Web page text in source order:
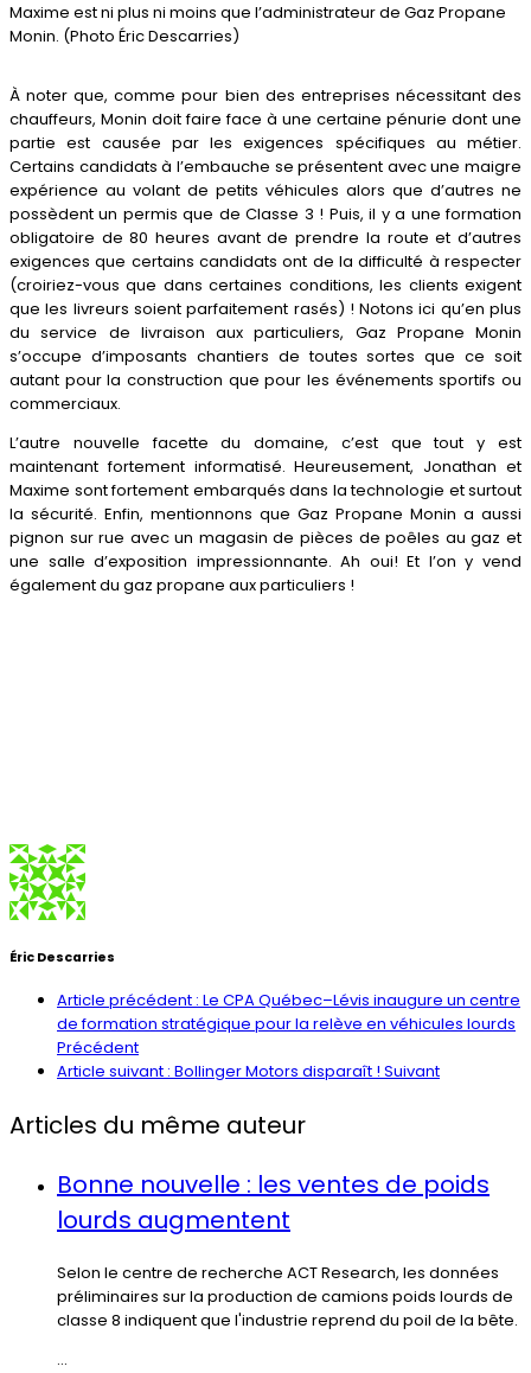
Maxime est ni plus ni moins que l’administrateur de Gaz Propane
Monin. (Photo Éric Descarries)
À noter que, comme pour bien des entreprises nécessitant des
chauffeurs, Monin doit faire face à une certaine pénurie dont une
partie est causée par les exigences spécifiques au métier.
Certains candidats à l’embauche se présentent avec une maigre
expérience au volant de petits véhicules alors que d’autres ne
possèdent un permis que de Classe 3 ! Puis, il y a une formation
obligatoire de 80 heures avant de prendre la route et d’autres
exigences que certains candidats ont de la difficulté à respecter
(croiriez-vous que dans certaines conditions, les clients exigent
que les livreurs soient parfaitement rasés) ! Notons ici qu’en plus
du service de livraison aux particuliers, Gaz Propane Monin
s’occupe d’imposants chantiers de toutes sortes que ce soit
autant pour la construction que pour les événements sportifs ou
commerciaux.
L’autre nouvelle facette du domaine, c’est que tout y est
maintenant fortement informatisé. Heureusement, Jonathan et
Maxime sont fortement embarqués dans la technologie et surtout
la sécurité. Enfin, mentionnons que Gaz Propane Monin a aussi
pignon sur rue avec un magasin de pièces de poêles au gaz et
une salle d’exposition impressionnante. Ah oui! Et l’on y vend
également du gaz propane aux particuliers !
Éric Descarries
Article précédent : Le CPA Québec–Lévis inaugure un centre
de formation stratégique pour la relève en véhicules lourds
Précédent
Article suivant : Bollinger Motors disparaît ! Suivant
Articles du même auteur
Bonne nouvelle : les ventes de poids
lourds augmentent
Selon le centre de recherche ACT Research, les données
préliminaires sur la production de camions poids lourds de
classe 8 indiquent que l'industrie reprend du poil de la bête.
...